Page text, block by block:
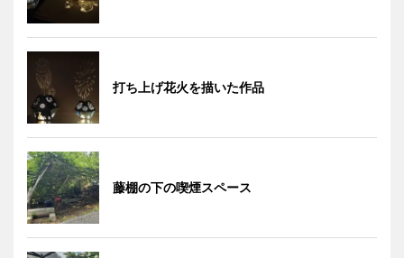
打ち上げ花火を描いた作品
藤棚の下の喫煙スペース